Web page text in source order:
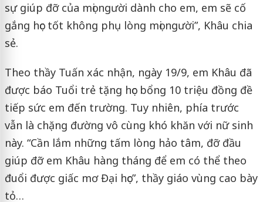
sự giúp đỡ của mọi người dành cho em, em sẽ cố
gắng học tốt không phụ lòng mọi người”, Khâu chia
sẻ.
Theo thầy Tuấn xác nhận, ngày 19/9, em Khâu đã
được báo Tuổi trẻ tặng học bổng 10 triệu đồng đề
tiếp sức em đến trường. Tuy nhiên, phía trước
vẫn là chặng đường vô cùng khó khăn với nữ sinh
này. “Cần lắm những tấm lòng hảo tâm, đỡ đầu
giúp đỡ em Khâu hàng tháng để em có thể theo
đuổi được giấc mơ Đại học”, thầy giáo vùng cao bày
tỏ…